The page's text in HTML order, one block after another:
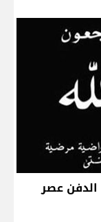
الدفن عصر